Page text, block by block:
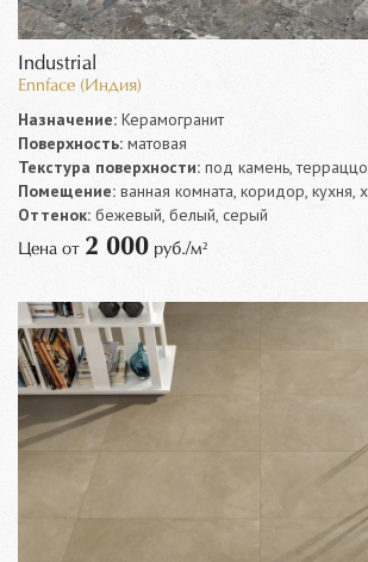
Industrial
Ennface (Индия)
Назначение: Керамогранит
Поверхность: матовая
Текстура поверхности: под камень, терраццо
Помещение: ванная комната, коридор, кухня,
Оттенок: бежевый, белый, серый
Цена от 2 000 руб./м²